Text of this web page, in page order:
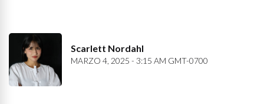
Scarlett Nordahl
MARZO 4, 2025 - 3:15 AM GMT-0700